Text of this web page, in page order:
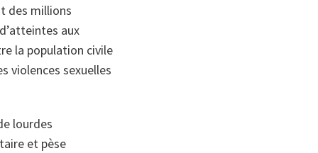
des millions
aux
la population civile
violences sexuelles
lourdes
et pèse